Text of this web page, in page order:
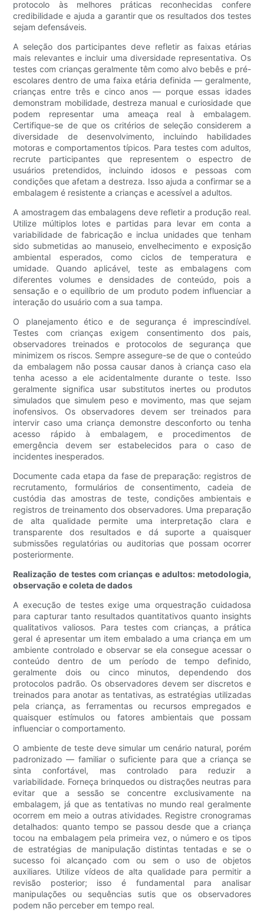
protocolo às melhores práticas reconhecidas confere
credibilidade e ajuda a garantir que os resultados dos testes
sejam defensáveis.
A seleção dos participantes deve refletir as faixas etárias
mais relevantes e incluir uma diversidade representativa. Os
testes com crianças geralmente têm como alvo bebês e pré-
escolares dentro de uma faixa etária definida — geralmente,
crianças entre três e cinco anos — porque essas idades
demonstram mobilidade, destreza manual e curiosidade que
podem representar uma ameaça real à embalagem.
Certifique-se de que os critérios de seleção considerem a
diversidade de desenvolvimento, incluindo habilidades
motoras e comportamentos típicos. Para testes com adultos,
recrute participantes que representem o espectro de
usuários pretendidos, incluindo idosos e pessoas com
condições que afetam a destreza. Isso ajuda a confirmar se a
embalagem é resistente a crianças e acessível a adultos.
A amostragem das embalagens deve refletir a produção real.
Utilize múltiplos lotes e partidas para levar em conta a
variabilidade de fabricação e inclua unidades que tenham
sido submetidas ao manuseio, envelhecimento e exposição
ambiental esperados, como ciclos de temperatura e
umidade. Quando aplicável, teste as embalagens com
diferentes volumes e densidades de conteúdo, pois a
sensação e o equilíbrio de um produto podem influenciar a
interação do usuário com a sua tampa.
O planejamento ético e de segurança é imprescindível.
Testes com crianças exigem consentimento dos pais,
observadores treinados e protocolos de segurança que
minimizem os riscos. Sempre assegure-se de que o conteúdo
da embalagem não possa causar danos à criança caso ela
tenha acesso a ele acidentalmente durante o teste. Isso
geralmente significa usar substitutos inertes ou produtos
simulados que simulem peso e movimento, mas que sejam
inofensivos. Os observadores devem ser treinados para
intervir caso uma criança demonstre desconforto ou tenha
acesso rápido à embalagem, e procedimentos de
emergência devem ser estabelecidos para o caso de
incidentes inesperados.
Documente cada etapa da fase de preparação: registros de
recrutamento, formulários de consentimento, cadeia de
custódia das amostras de teste, condições ambientais e
registros de treinamento dos observadores. Uma preparação
de alta qualidade permite uma interpretação clara e
transparente dos resultados e dá suporte a quaisquer
submissões regulatórias ou auditorias que possam ocorrer
posteriormente.
Realização de testes com crianças e adultos: metodologia,
observação e coleta de dados
A execução de testes exige uma orquestração cuidadosa
para capturar tanto resultados quantitativos quanto insights
qualitativos valiosos. Para testes com crianças, a prática
geral é apresentar um item embalado a uma criança em um
ambiente controlado e observar se ela consegue acessar o
conteúdo dentro de um período de tempo definido,
geralmente dois ou cinco minutos, dependendo dos
protocolos padrão. Os observadores devem ser discretos e
treinados para anotar as tentativas, as estratégias utilizadas
pela criança, as ferramentas ou recursos empregados e
quaisquer estímulos ou fatores ambientais que possam
influenciar o comportamento.
O ambiente de teste deve simular um cenário natural, porém
padronizado — familiar o suficiente para que a criança se
sinta confortável, mas controlado para reduzir a
variabilidade. Forneça brinquedos ou distrações neutras para
evitar que a sessão se concentre exclusivamente na
embalagem, já que as tentativas no mundo real geralmente
ocorrem em meio a outras atividades. Registre cronogramas
detalhados: quanto tempo se passou desde que a criança
tocou na embalagem pela primeira vez, o número e os tipos
de estratégias de manipulação distintas tentadas e se o
sucesso foi alcançado com ou sem o uso de objetos
auxiliares. Utilize vídeos de alta qualidade para permitir a
revisão posterior; isso é fundamental para analisar
manipulações ou sequências sutis que os observadores
podem não perceber em tempo real.